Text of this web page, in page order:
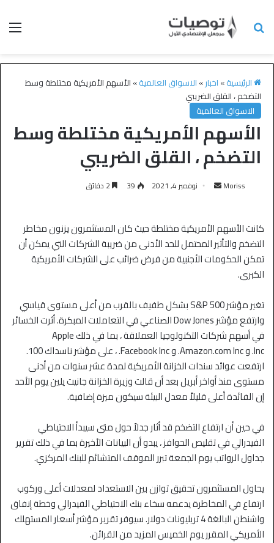
الرئيسية» اخبار» الاسواق العالمية» الأسهم الأمريكية مختلطة وسط
التضخم ، القلق الضريبي
الاسواق العالمية
الأسهم الأمريكية مختلطة وسط
التضخم ، القلق الضريبي
Moriss نوفمبر 4, 2021 39
كانت الأسهم الأمريكية مختلطة حيث كان المستثمرون يزنون مخاطر
التضخم والتأثير المحتمل للحد الأدنى من ضريبة الشركات التي يمكن أن
تمكن الحكومات الأجنبية من فرض ضرائب على الشركات الأمريكية
الكبرى.
تغير مؤشر S&P 500 بشكل طفيف بالقرب من أعلى مستوى قياسي
وارتفع مؤشر Dow ​​Jones الصناعي في التعاملات المبكرة. أثرت الخسائر
في أسهم شركات التكنولوجيا العملاقة ، بما في ذلك Apple
Inc. و Amazon.com Inc. و Facebook Inc. ، على مؤشر ناسداك 100.
ارتفعت عوائد سندات الخزانة الأمريكية لمدة عشر سنوات من أدنى
مستوى منذ أواخر أبريل بعد أن قالت وزيرة الخزانة جانيت يلين يوم الأحد
إن الفائدة أعلى قليلاً معدل البيئة سيكون ميزة إضافية.
في حين أن ارتفاع التضخم قد أثار جدلاً حول متى سيبدأ الاحتياطي
الفيدرالي في تقليص الحوافز ، يبدو أن البيانات الأخيرة بما في ذلك تقرير
جداول الرواتب يوم الجمعة تبرر الموقف المتشائم للبنك المركزي.
يحاول المستثمرون تحقيق توازن بين الاستعداد لمعدلات أعلى وركوب
ارتفاع في المخاطرة يدعمه سخاء بنك الاحتياطي الفيدرالي وخطة إنفاق
واشنطن البالغة 4 تريليونات دولار. سيوفر تقرير مؤشر أسعار المستهلك
الأمريكي المقرر يوم الخميس المزيد من القرائن.